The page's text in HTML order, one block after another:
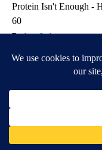
Protein Isn't Enough -
60
ApexLabs
BE PART OF
KTVZ is
Please keep your
can review our